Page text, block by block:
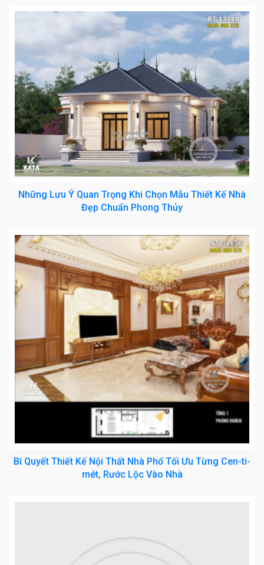
Những Lưu Ý Quan Trọng Khi Chọn Mẫu Thiết Kế Nhà
Đẹp Chuẩn Phong Thủy
Bí Quyết Thiết Kế Nội Thất Nhà Phố Tối Ưu Từng Cen-ti-
mét, Rước Lộc Vào Nhà